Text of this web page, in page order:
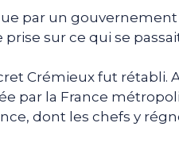
par un
prise sur ce qui se
Crémieux fut rétabli.
par la France
dont les chefs y